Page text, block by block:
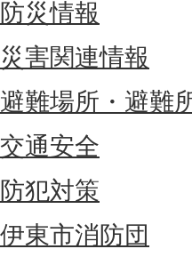
防災情報
災害関連情報
避難場所・避難
交通安全
防犯対策
伊東市消防団